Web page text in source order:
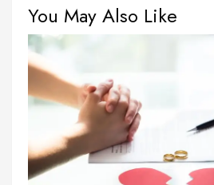
You May Also Like